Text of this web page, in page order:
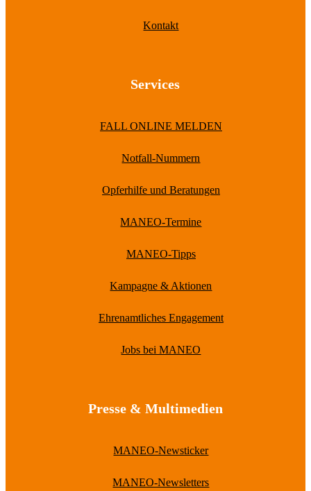
Kontakt
Services
FALL ONLINE MELDEN
Notfall-Nummern
Opferhilfe und Beratungen
MANEO-Termine
MANEO-Tipps
Kampagne & Aktionen
Ehrenamtliches Engagement
Jobs bei MANEO
Presse & Multimedien
MANEO-Newsticker
MANEO-Newsletters